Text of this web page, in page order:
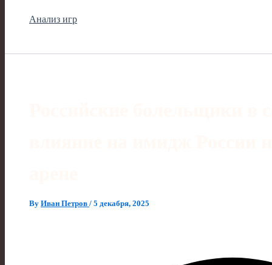
Анализ игр
By Иван Петров / 5 декабря, 2025